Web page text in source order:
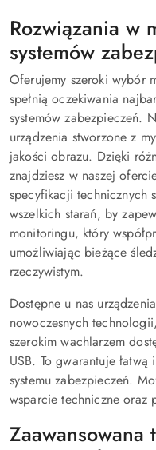
Rozwiązania w
systemów
Oferujemy szeroki wybór
spełnią oczekiwania
systemów zabezpieczeń.
urządzenia stworzone z
jakości obrazu. Dzięki
znajdziesz w naszej
specyfikacji technicznych
wszelkich starań, by
monitoringu, który
umożliwiając bieżące
rzeczywistym.
Dostępne u nas
nowoczesnych
szerokim wachlarzem
USB. To gwarantuje
systemu zabezpieczeń.
wsparcie techniczne oraz